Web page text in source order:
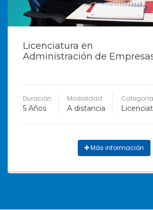
Licenciatura en
Administración de
Duración
5 Años
Modalidad
A distancia
Categoría
Más información